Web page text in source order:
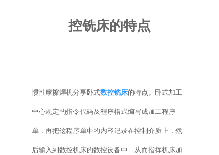
加工中心控铣床的特点
惯性摩擦焊机分享卧式数控铣床的特点。卧式加工
中心规定的指令代码及程序格式编写成加工程序
单，再把这程序单中的内容记录在控制介质上，然
后输入到数控机床的数控设备中，从而指挥机床加